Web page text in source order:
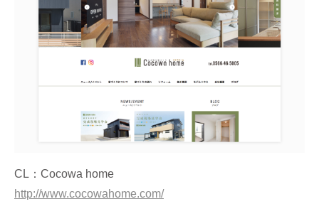
CL：Cocowa home
http://www.cocowahome.com/